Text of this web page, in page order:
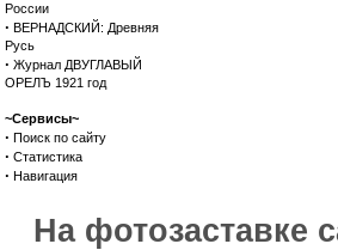
России
· ВЕРНАДСКИЙ: Древняя
Русь
· Журнал ДВУГЛАВЫЙ
ОРЕЛЪ 1921 год
~Сервисы~
· Поиск по сайту
· Статистика
· Навигация
На фотозаставке